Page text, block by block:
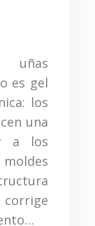
uñas
es gel
los
una
a los
corrige